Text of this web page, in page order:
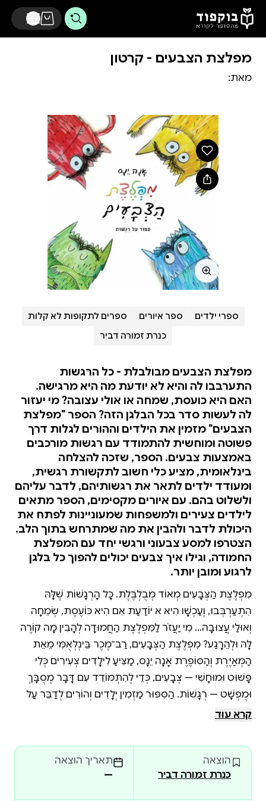
דלג לתוכן הראשי
מפלצת הצבעים - קרטון
מאת:
ספרי ילדים ספר איורים
ספרים לתקופות לא קלות
כנרת זמורה דביר
מפלצת הצבעים מבולבלת - כל הרגשות
התערבבו לה והיא לא יודעת מה היא מרגישה.
האם היא כועסת, שמחה או אולי עצובה? מי יעזור
לה לעשות סדר בכל הבלגן הזה? הספר "מפלצת
הצבעים" מזמין את הילדים וההורים לגלות דרך
פשוטה ומוחשית להתמודד עם רגשות מורכבים
באמצעות צבעים. הספר, שזכה להצלחה
בינלאומית, מציע כלי חשוב לתקשורת רגשית,
ומעודד ילדים לתאר את רגשותיהם, לדבר עליהם
ולשלוט בהם. עם איורים מקסימים, הספר מתאים
לילדים צעירים ולמשפחות שמעוניינות לפתח את
היכולת לדבר ולהבין את מה שמתרחש בתוך הלב.
הצטרפו למסע צבעוני ורגשי יחד עם המפלצת
החמודה, וגילו איך צבעים יכולים להפוך כל בלגן
לרגוע ומובן יותר.
מִפְלֶצֶת הַצְּבָעִים מְאוֹד מְבֻלְבֶּלֶת. כָּל הָרְגָשׁוֹת שֶׁלָּהּ
הִתְעַרְבְּבוּ, וְעַכְשָׁו הִיא לֹא יוֹדַעַת אִם הִיא כּוֹעֶסֶת, שְׂמֵחָה
וְאוּלַי עֲצוּבָה... מִי יַעֲזֹר לַמִּפְלֶצֶת הַחֲמוּדָה לְהָבִין מָה קוֹרֶה
לָהּ וּלְהֵרָגַע? מִפְלֶצֶת הַצְּבָעִים, רַב־מֶכֶר בֵּינְלְאֻמִּי מֵאֵת
הַמְּאַיֶּרֶת וְהַסּוֹפֶרֶת אָנָה יֵנָס, מַצִּיעַ לִילָדִים צְעִירִים כְּלִי
פָּשׁוּט וּמוּחָשִׁי — צְבָעִים, כְּדֵי לְהִתְמוֹדֵד עִם דָּבָר מְסֻבָּךְ
וּמֻפְשָׁט — רְגָשׁוֹת. הַסִּפּוּר מַזְמִין יְלָדִים וְהוֹרִים לְדַבֵּר עַל
רְגָשׁוֹת, לְתָאֵר אוֹתָם, לַעֲשׂוֹת בָּהֶם סֵדֶר וְכָךְ גַּם לִשְׁלֹט בָּהֶם.
קרא עוד
הוצאה
כנרת זמורה דביר
תאריך הוצאה
—